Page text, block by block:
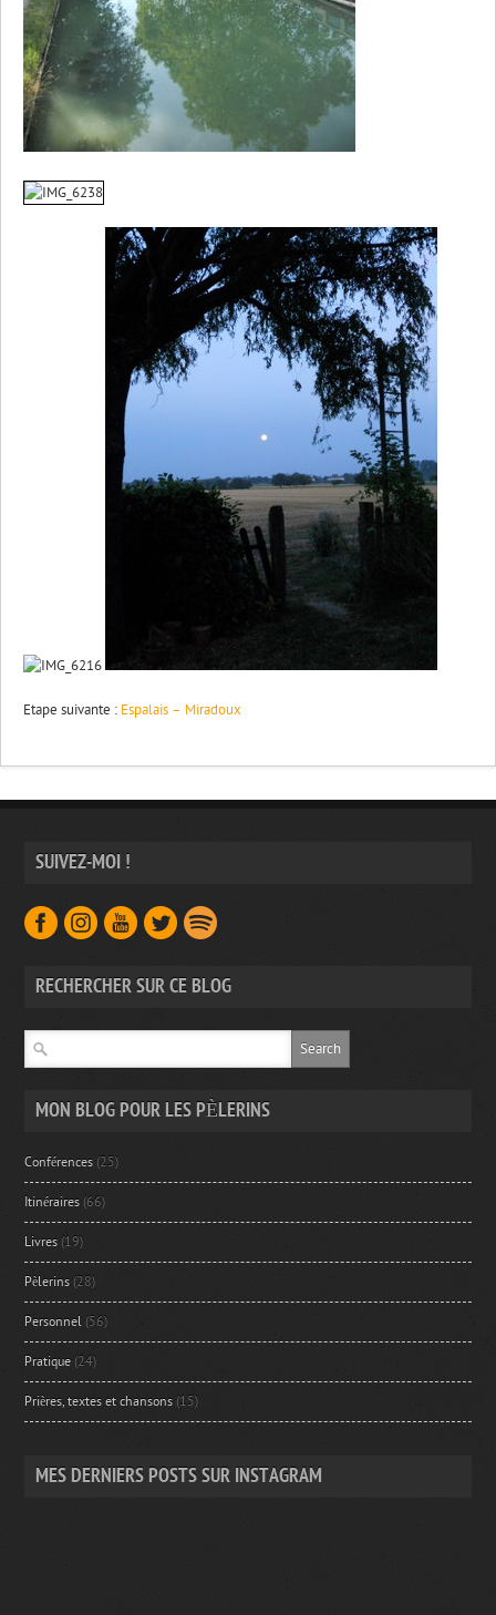
Etape suivante : Espalais – Miradoux
SUIVEZ-MOI !
RECHERCHER SUR CE BLOG
MON BLOG POUR LES PÈLERINS
Conférences (25)
Itinéraires (66)
Livres (19)
Pèlerins (28)
Personnel (56)
Pratique (24)
Prières, textes et chansons (15)
MES DERNIERS POSTS SUR INSTAGRAM